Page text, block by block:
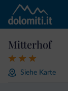
Mitterhof
Siehe Karte